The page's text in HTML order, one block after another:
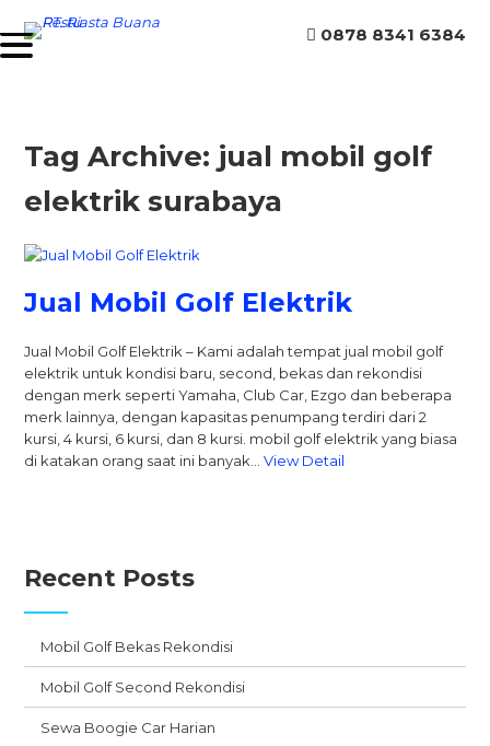
0878 8341 6384
Tag Archive: jual mobil golf
elektrik surabaya
Jual Mobil Golf Elektrik
Jual Mobil Golf Elektrik – Kami adalah tempat jual mobil golf
elektrik untuk kondisi baru, second, bekas dan rekondisi
dengan merk seperti Yamaha, Club Car, Ezgo dan beberapa
merk lainnya, dengan kapasitas penumpang terdiri dari 2
kursi, 4 kursi, 6 kursi, dan 8 kursi. mobil golf elektrik yang biasa
di katakan orang saat ini banyak…View Detail
Recent Posts
Mobil Golf Bekas Rekondisi
Mobil Golf Second Rekondisi
Sewa Boogie Car Harian